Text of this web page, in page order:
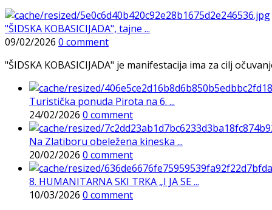
"ŠIDSKA KOBASICIJADA", tajne ...
09/02/2026 0 comment
"ŠIDSKA KOBASICIJADA" je manifestacija ima za cilj
Turistička ponuda Pirota na 6. ...
24/02/2026 0 comment
Na Zlatiboru obeležena kineska ...
20/02/2026 0 comment
8. HUMANITARNA SKI TRKA „I JA SE ...
10/03/2026 0 comment